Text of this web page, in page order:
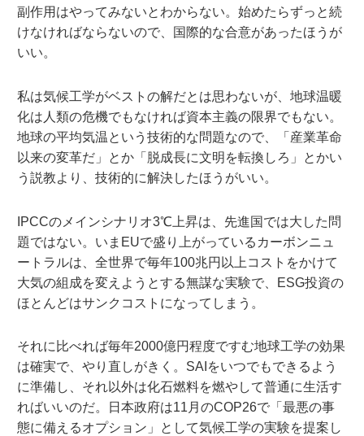
副作用はやってみないとわからない。始めたらずっと続
けなければならないので、国際的な合意があったほうが
いい。
私は気候工学がベストの解だとは思わないが、地球温暖
化は人類の危機でもなければ資本主義の限界でもない。
地球の平均気温という技術的な問題なので、「産業革命
以来の変革だ」とか「脱成長に文明を転換しろ」とかい
う説教より、技術的に解決したほうがいい。
IPCCのメインシナリオ3℃上昇は、先進国では大した問
題ではない。いまEUで盛り上がっているカーボンニュ
ートラルは、全世界で毎年100兆円以上コストをかけて
大気の組成を変えようとする無謀な実験で、ESG投資の
ほとんどはサンクコストになってしまう。
それに比べれば毎年2000億円程度ですむ地球工学の効果
は確実で、やり直しがきく。SAIをいつでもできるよう
に準備し、それ以外は化石燃料を燃やして普通に生活す
ればいいのだ。日本政府は11月のCOP26で「最悪の事
態に備えるオプション」として気候工学の実験を提案し